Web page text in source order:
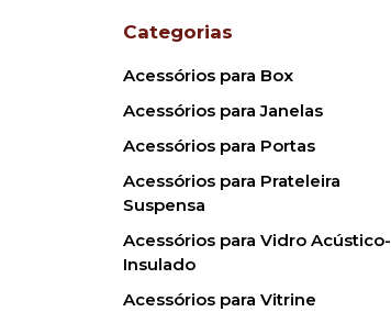
Categorias
Acessórios para Box
Acessórios para Janelas
Acessórios para Portas
Acessórios para Prateleira
Suspensa
Acessórios para Vidro Acústico-
Insulado
Acessórios para Vitrine